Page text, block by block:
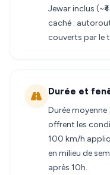
Jewar inclus
caché :
couverts par le
Durée et
Durée moyenne
offrent les
100 km/h
en milieu de
après 10h.